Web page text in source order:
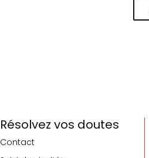
Résolvez vos doutes
Contact